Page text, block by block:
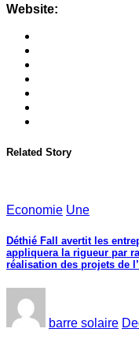
Website:
Related Story
Economie Une
Déthié Fall avertit les
appliquera la rigueur par
réalisation des projets de
barre solaire